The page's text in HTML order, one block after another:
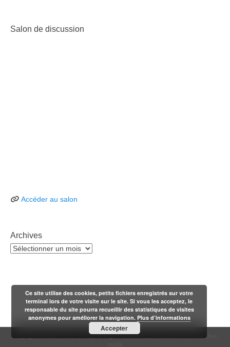
Salon de discussion
Accéder au salon
Archives
Archives
n'1fo[r-matik]. All Rights Reserved. | n1fo catch theme de
1for-
Ce site utilise des cookies, petits fichiers enregistrés sur votre
terminal lors de votre visite sur le site. Si vous les acceptez, le
responsable du site pourra recueillir des statistiques de visites
anonymes pour améliorer la navigation. Plus d’informations
Accepter